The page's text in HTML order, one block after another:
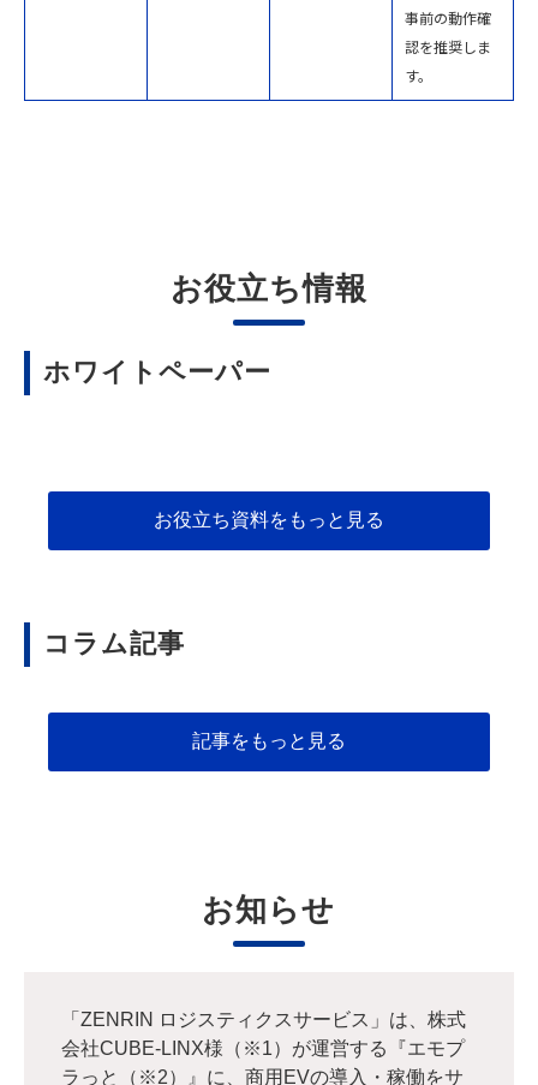
事前の動作確
認を推奨しま
す。
お役立ち情報
ホワイトペーパー
お役立ち資料をもっと見る
コラム記事
記事をもっと見る
お知らせ
「ZENRIN ロジスティクスサービス」は、株式
会社CUBE-LINX様（※1）が運営する『エモプ
ラっと（※2）』に、商用EVの導入・稼働をサ